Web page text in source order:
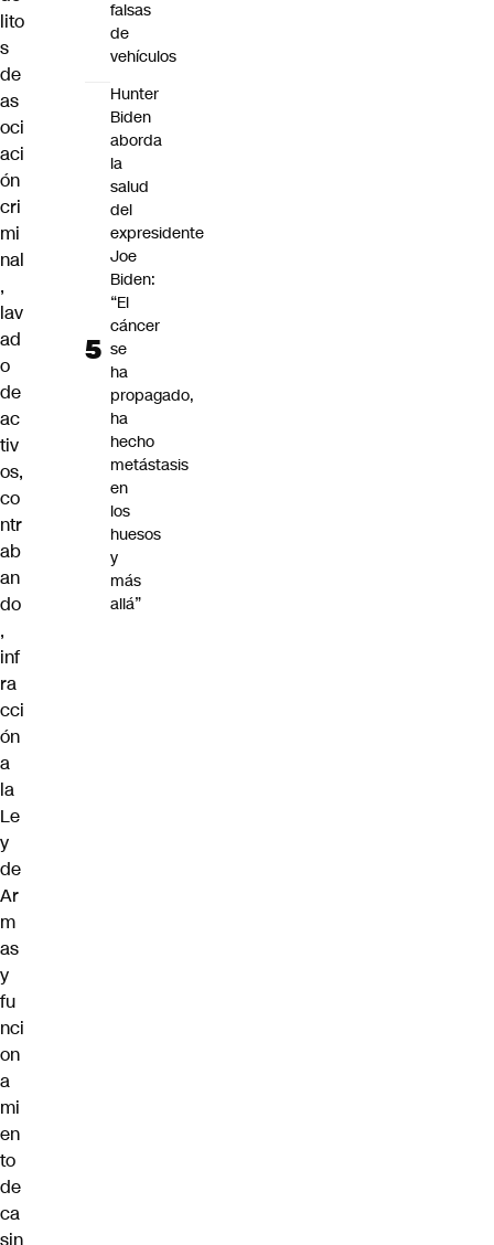
lito
s
de
as
oci
aci
ón
cri
mi
nal
,
lav
ad
o
de
ac
tiv
os,
co
ntr
ab
an
do
,
inf
ra
cci
ón
a
la
Le
y
de
Ar
m
as
y
fu
nci
on
a
mi
en
to
de
ca
sin
falsas
de
vehículos
Hunter
Biden
aborda
la
salud
del
expresidente
Joe
Biden:
“El
cáncer
se
ha
propagado,
ha
hecho
metástasis
en
los
huesos
y
más
allá”